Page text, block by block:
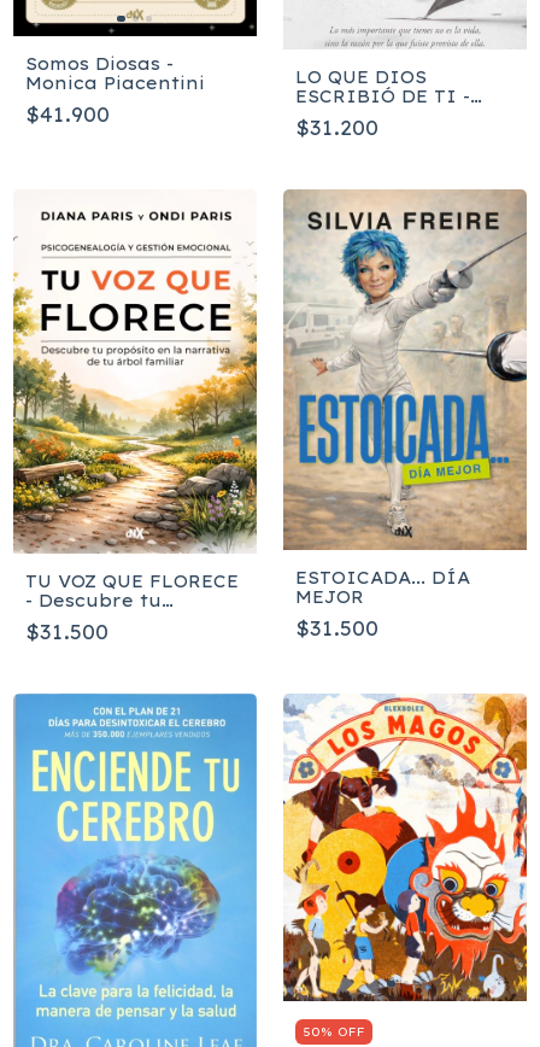
Somos Diosas -
Monica Piacentini
$41.900
LO QUE DIOS
ESCRIBIÓ DE TI -
Yesenia Then
$31.200
TU VOZ QUE FLORECE
- Descubre tu
propósito en la
narrativa de tu árbol
$31.500
ESTOICADA... DÍA
MEJOR
$31.500
50% OFF